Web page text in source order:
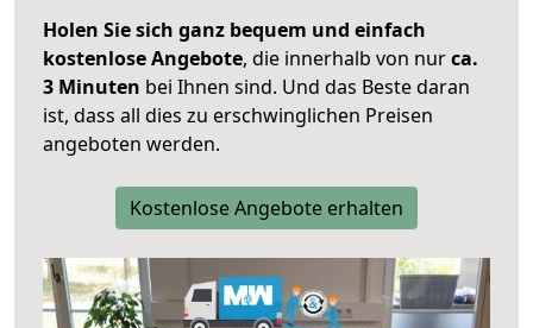
Holen Sie sich ganz bequem und einfach
kostenlose Angebote, die innerhalb von nurca.
3 Minuten bei Ihnen sind. Und das Beste daran
ist, dass all dies zu erschwinglichen Preisen
angeboten werden.
Kostenlose Angebote erhalten